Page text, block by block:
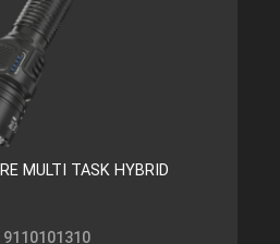
MULTI TASK HYBRID
9110101310